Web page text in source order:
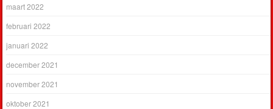
maart 2022
februari 2022
januari 2022
december 2021
november 2021
oktober 2021